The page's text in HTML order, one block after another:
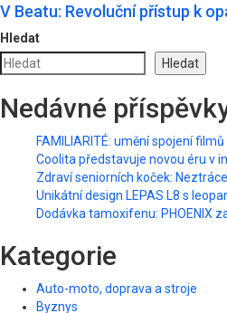
V Beatu: Revoluční přístup k
Hledat
Hledat
Nedávné
FAMILIARITÉ: umění spojení
Coolita představuje novou éru v
Zdraví seniorních koček:
Unikátní design LEPAS L8 s
Dodávka tamoxifenu: PHOENIX
Kategorie
Auto-moto, doprava a stroje
Byznys